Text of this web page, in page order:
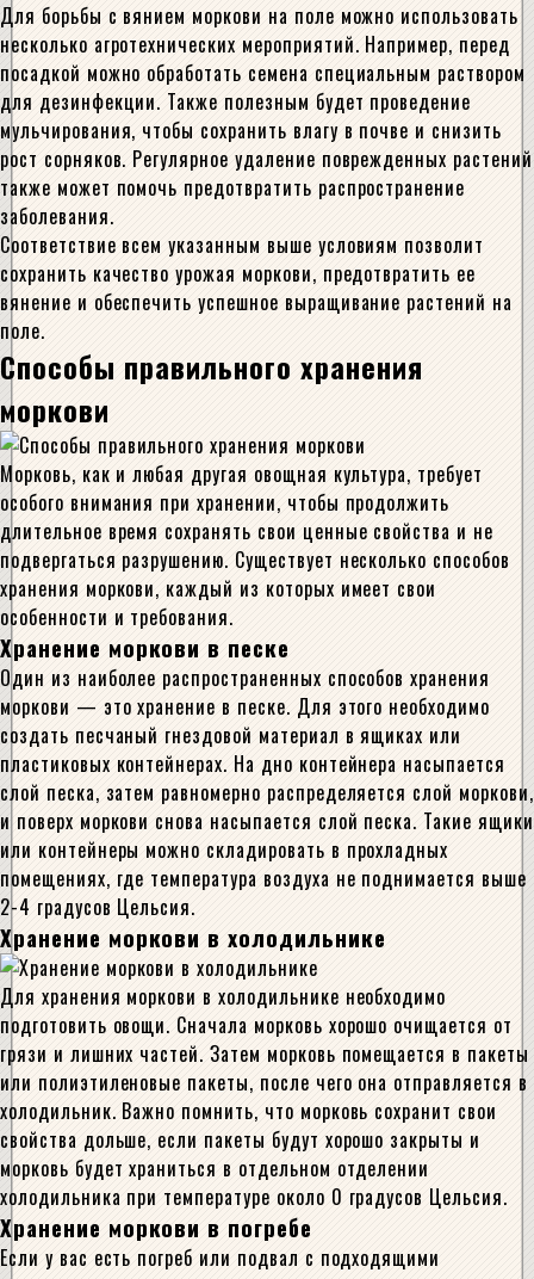
Для борьбы с вянием моркови на поле можно использовать
несколько агротехнических мероприятий. Например, перед
посадкой можно обработать семена специальным раствором
для дезинфекции. Также полезным будет проведение
мульчирования, чтобы сохранить влагу в почве и снизить
рост сорняков. Регулярное удаление поврежденных растений
также может помочь предотвратить распространение
заболевания.
Соответствие всем указанным выше условиям позволит
сохранить качество урожая моркови, предотвратить ее
вянение и обеспечить успешное выращивание растений на
поле.
Способы правильного хранения
моркови
Морковь, как и любая другая овощная культура, требует
особого внимания при хранении, чтобы продолжить
длительное время сохранять свои ценные свойства и не
подвергаться разрушению. Существует несколько способов
хранения моркови, каждый из которых имеет свои
особенности и требования.
Хранение моркови в песке
Один из наиболее распространенных способов хранения
моркови — это хранение в песке. Для этого необходимо
создать песчаный гнездовой материал в ящиках или
пластиковых контейнерах. На дно контейнера насыпается
слой песка, затем равномерно распределяется слой моркови,
и поверх моркови снова насыпается слой песка. Такие ящики
или контейнеры можно складировать в прохладных
помещениях, где температура воздуха не поднимается выше
2-4 градусов Цельсия.
Хранение моркови в холодильнике
Для хранения моркови в холодильнике необходимо
подготовить овощи. Сначала морковь хорошо очищается от
грязи и лишних частей. Затем морковь помещается в пакеты
или полиэтиленовые пакеты, после чего она отправляется в
холодильник. Важно помнить, что морковь сохранит свои
свойства дольше, если пакеты будут хорошо закрыты и
морковь будет храниться в отдельном отделении
холодильника при температуре около 0 градусов Цельсия.
Хранение моркови в погребе
Если у вас есть погреб или подвал с подходящими